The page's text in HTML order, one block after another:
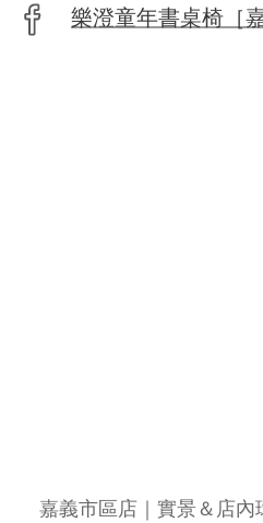
樂澄童年書桌椅［
🧡 嘉義市區店｜實景＆店內